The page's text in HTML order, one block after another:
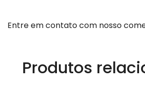
Entre em contato com nosso
Produtos